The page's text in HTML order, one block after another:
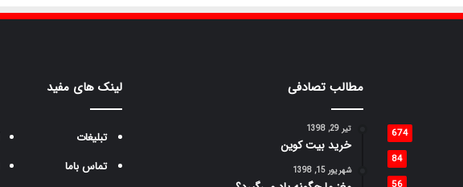
674
84
مطالب تصادفی
تیر 29, 1398
خرید بیت کوین
شهریور 15, 1398
لینک های مفید
تبلیغات
تماس باما